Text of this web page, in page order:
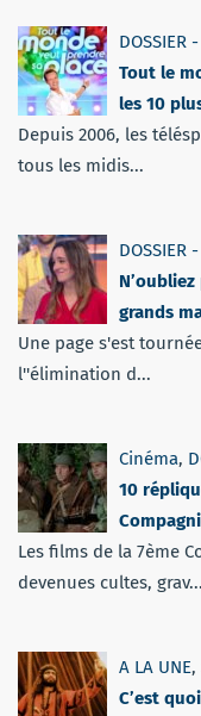
DOSSIER
Tout le
les 10
Depuis 2006, les
tous les midis...
DOSSIER
grands
Une page s'est
l''élimination d...
Cinéma,
10
Les films de la 7ème
devenues cultes, grav...
A LA UNE,
C’est